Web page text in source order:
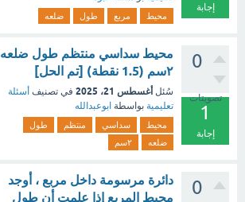
إجابة
محيط مربع طول ضلعه
0
تصويتات
1
إجابة
محيط سداسي منتظم طول ضلعه
٢سم (1.5 نقطة) [تم الحل]
سُئل أغسطس 21، 2025 في تصنيف أسئلة
تعليمية بواسطة ابوعبدالله
محيط سداسي منتظم
طول
ضلعه
٢سم
0
دائرة مرسومة داخل مربع ، أوجد
محيط المربع إذا علمت أن طول